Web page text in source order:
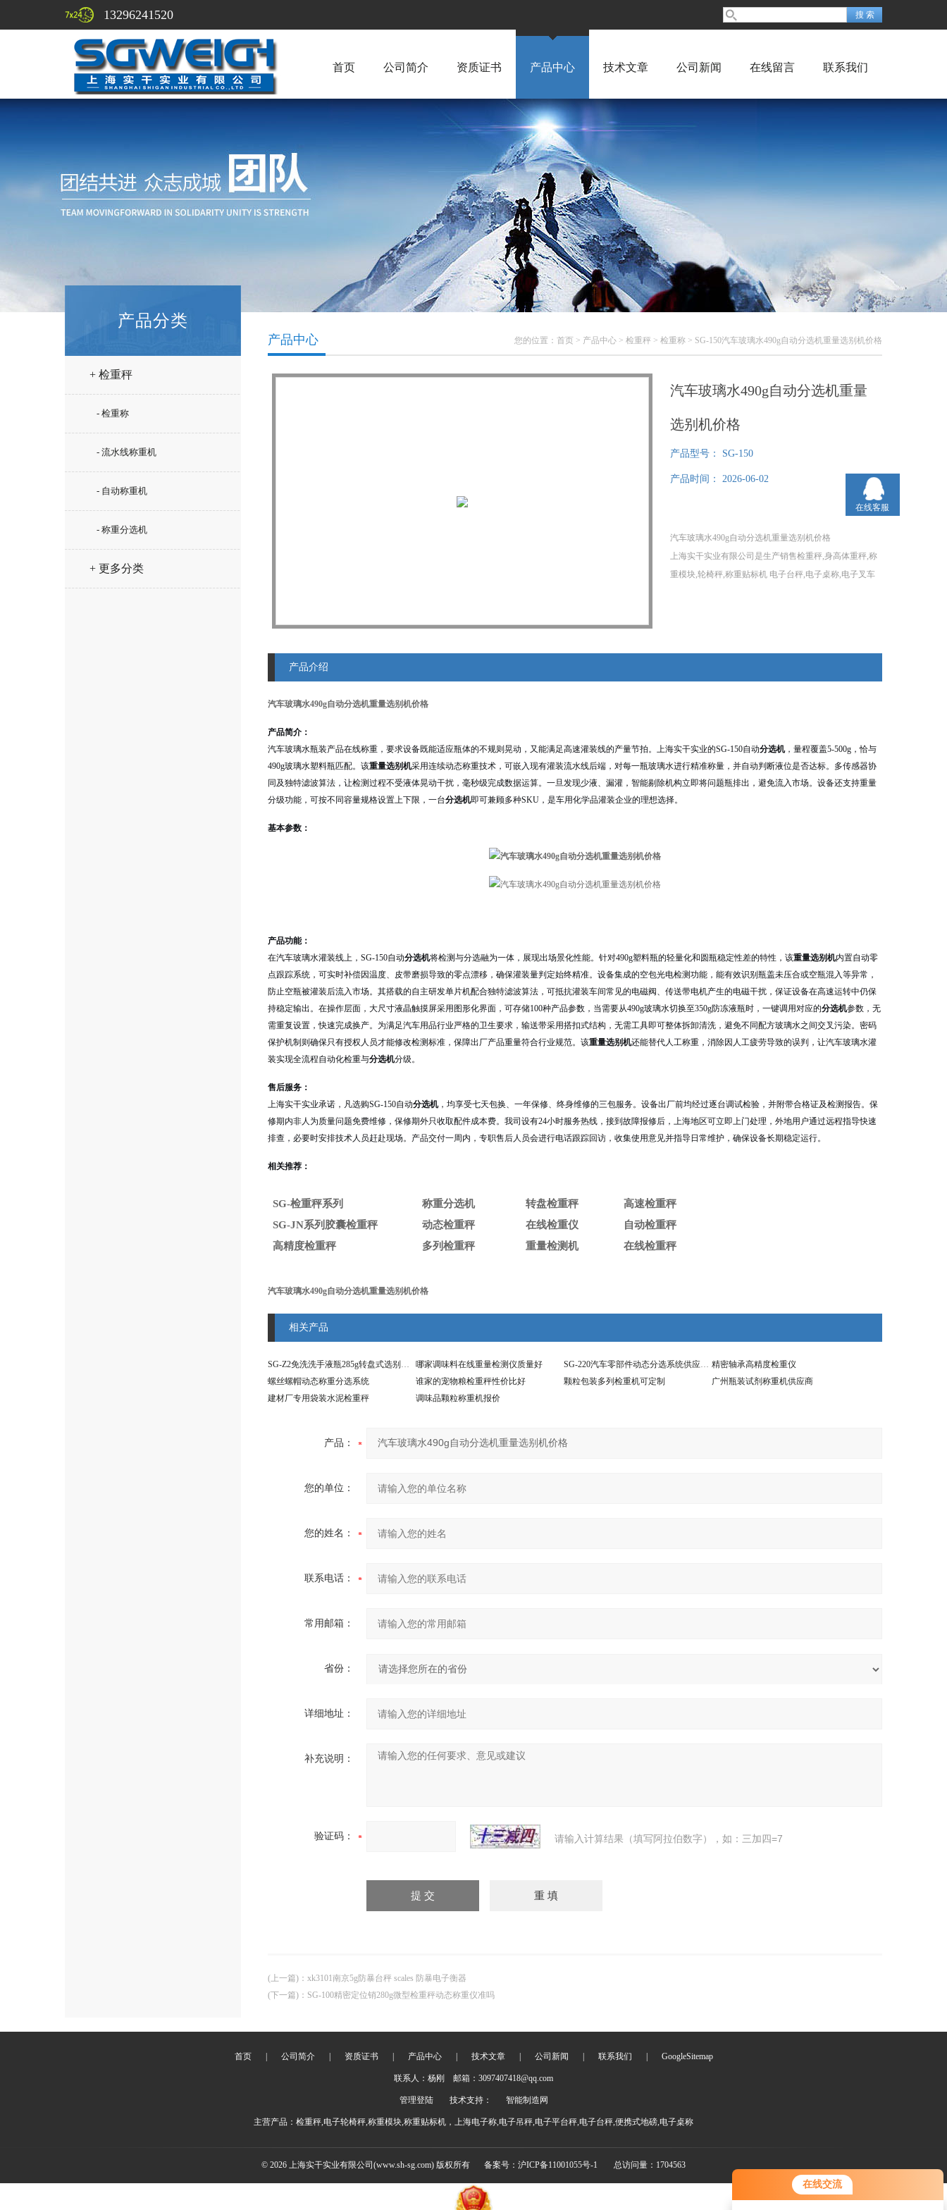
在线交流
13296241520
首页 公司简介 资质证书 产品中心 技术文章 公司新闻 在线留言 联系我们
产品分类
+ 检重秤
- 检重称
- 流水线称重机
- 自动称重机
- 称重分选机
+ 更多分类
您的位置： 首页 > 产品中心 > 检重秤 > 检重称 > SG-150汽车玻璃水490g自动分选机重量选别机价格
产品中心
汽车玻璃水490g自动分选机重量
选别机价格
产品型号： SG-150
产品时间： 2026-06-02
汽车玻璃水490g自动分选机重量选别机价格
上海实干实业有限公司是生产销售检重秤,身高体重秤,称
重模块,轮椅秤,称重贴标机 电子台秤,电子桌称,电子叉车
产品介绍
汽车玻璃水490g自动分选机重量选别机价格
产品简介：
汽车玻璃水瓶装产品在线称重，要求设备既能适应瓶体的不规则晃动，又能满足高速灌装线的产量节拍。上海实干实业的SG-150自动分选机，量程覆盖5-500g，恰与
490g玻璃水塑料瓶匹配。该重量选别机采用连续动态称重技术，可嵌入现有灌装流水线后端，对每一瓶玻璃水进行精准称量，并自动判断液位是否达标。多传感器协
同及独特滤波算法，让检测过程不受液体晃动干扰，毫秒级完成数据运算。一旦发现少液、漏灌，智能剔除机构立即将问题瓶排出，避免流入市场。设备还支持重量
分级功能，可按不同容量规格设置上下限，一台分选机即可兼顾多种SKU，是车用化学品灌装企业的理想选择。
基本参数：
产品功能：
在汽车玻璃水灌装线上，SG-150自动分选机将检测与分选融为一体，展现出场景化性能。针对490g塑料瓶的轻量化和圆瓶稳定性差的特性，该重量选别机内置自动零
点跟踪系统，可实时补偿因温度、皮带磨损导致的零点漂移，确保灌装量判定始终精准。设备集成的空包光电检测功能，能有效识别瓶盖未压合或空瓶混入等异常，
防止空瓶被灌装后流入市场。其搭载的自主研发单片机配合独特滤波算法，可抵抗灌装车间常见的电磁阀、传送带电机产生的电磁干扰，保证设备在高速运转中仍保
持稳定输出。在操作层面，大尺寸液晶触摸屏采用图形化界面，可存储100种产品参数，当需要从490g玻璃水切换至350g防冻液瓶时，一键调用对应的分选机参数，无
需重复设置，快速完成换产。为满足汽车用品行业严格的卫生要求，输送带采用搭扣式结构，无需工具即可整体拆卸清洗，避免不同配方玻璃水之间交叉污染。密码
保护机制则确保只有授权人员才能修改检测标准，保障出厂产品重量符合行业规范。该重量选别机还能替代人工称重，消除因人工疲劳导致的误判，让汽车玻璃水灌
装实现全流程自动化检重与分选机分级。
售后服务：
上海实干实业承诺，凡选购SG-150自动分选机，均享受七天包换、一年保修、终身维修的三包服务。设备出厂前均经过逐台调试检验，并附带合格证及检测报告。保
修期内非人为质量问题免费维修，保修期外只收取配件成本费。我司设有24小时服务热线，接到故障报修后，上海地区可立即上门处理，外地用户通过远程指导快速
排查，必要时安排技术人员赶赴现场。产品交付一周内，专职售后人员会进行电话跟踪回访，收集使用意见并指导日常维护，确保设备长期稳定运行。
相关推荐：
SG-检重秤系列 称重分选机 转盘检重秤
高速检重秤
SG-JN系列胶囊检重秤
动态检重秤 在线检重仪
自动检重秤
高精度检重秤
多列检重秤 重量检测机 在线检重秤
汽车玻璃水490g自动分选机重量选别机价格
相关产品
SG-Z2免洗洗手液瓶285g转盘式选别秤分选检重仪 哪家调味料在线重量检测仪质量好 SG-220汽车零部件动态分选系统供应商自动检测称 精密轴承高精度检重仪
螺丝螺帽动态称重分选系统
谁家的宠物粮检重秤性价比好 颗粒包装多列检重机可定制
广州瓶装试剂称重机供应商
建材厂专用袋装水泥检重秤
调味品颗粒称重机报价
产品：
您的单位：
您的姓名：
联系电话：
常用邮箱：
省份：
详细地址：
补充说明：
验证码： 请输入计算结果（填写阿拉伯数字），如：三加四=7
(上一篇) ： xk3101南京5g防暴台秤 scales 防暴电子衡器
(下一篇) ： SG-100精密定位销280g微型检重秤动态称重仪准吗
首页 公司简介 资质证书 产品中心 技术文章 公司新闻 联系我们 GoogleSitemap
联系人：杨刚 邮箱：3097407418@qq.com
管理登陆 技术支持： 智能制造网
主营产品：检重秤,电子轮椅秤,称重模块,称重贴标机，上海电子称,电子吊秤,电子平台秤,电子台秤,便携式地磅,电子桌称
© 2026 上海实干实业有限公司(www.sh-sg.com) 版权所有 备案号：沪ICP备11001055号-1 总访问量：1704563
在线客服